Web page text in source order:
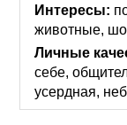
Интересы:
животные,
Личные
себе,
усердная,